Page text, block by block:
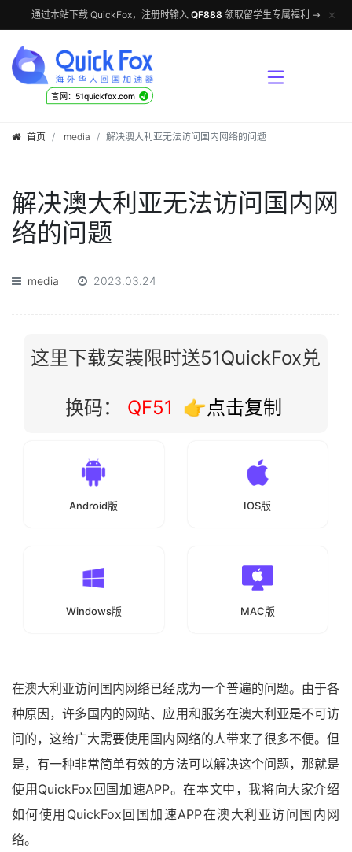
通过本站下载 QuickFox，注册时输入 QF888 领取留学生专属福利 → ✕
官网：51quickfox.com √
首页 media 解决澳大利亚无法访问国内网络的问题
解决澳大利亚无法访问国内网
络的问题
media 2023.03.24
这里下载安装限时送51QuickFox兑
换码： QF51 👉点击复制
Android版 IOS版
Windows版 MAC版
在澳大利亚访问国内网络已经成为一个普遍的问题。由于各
种原因，许多国内的网站、应用和服务在澳大利亚是不可访
问的，这给广大需要使用国内网络的人带来了很多不便。但
是，有一种非常简单有效的方法可以解决这个问题，那就是
使用QuickFox回国加速APP。在本文中，我将向大家介绍
如何使用QuickFox回国加速APP在澳大利亚访问国内网
络。